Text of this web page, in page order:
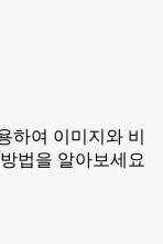
하여 이미지와 비
법을 알아보세요